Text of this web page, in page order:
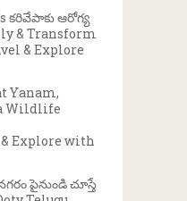
కరివేపాకు ఆరోగ్య
& Transform
& Explore
Yanam,
Wildlife
Explore with
పైనుండి చూస్తే